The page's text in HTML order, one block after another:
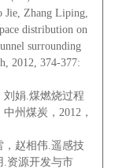
Jie, Zhang Liping,
distribution on
surrounding
2012, 374-377:
娟.煤燃烧过程
州煤炭，2012，
，赵相伟.遥感技
.资源开发与市